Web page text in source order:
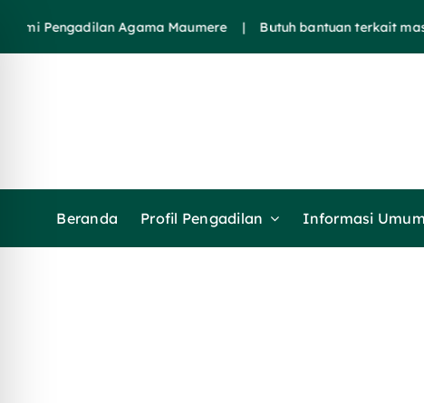
Pengadilan Agama Maumere | Butuh bantuan terkait
Beranda Profil Pengadilan Informasi Umum